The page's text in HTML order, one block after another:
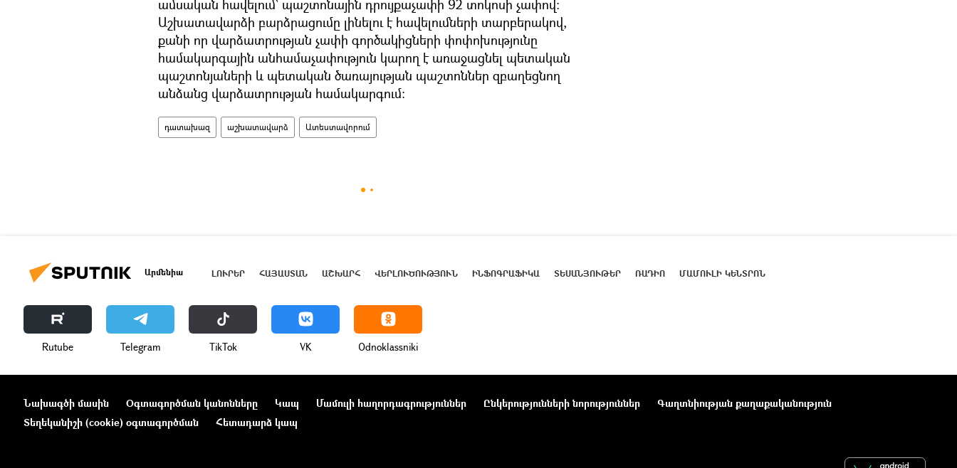
ամսական հավելում` պաշտոնային դրույքաչափի 92 տոկոսի չափով։
Աշխատավարձի բարձրացումը լինելու է հավելումների տարբերակով,
քանի որ վարձատրության չափի գործակիցների փոփոխությունը
համակարգային անհամաչափություն կարող է առաջացնել պետական
պաշտոնյաների և պետական ծառայության պաշտոններ զբաղեցնող
անձանց վարձատրության համակարգում։
դատախազ աշխատավարձ Ատեստավորում
Արմենիա ԼՈՒՐԵՐ ՀԱՅԱՍՏԱՆ ԱՇԽԱՐՀ ՎԵՐԼՈՒԾՈՒԹՅՈՒՆ ԻՆՖՈԳՐԱՖԻԿԱ ՏԵՍԱՆՅՈՒԹԵՐ ՌԱԴԻՈ ՄԱՄՈՒԼԻ ԿԵՆՏՐՈՆ
Rutube Telegram ТikТоk VK Odnoklassniki
Նախագծի մասին Օգտագործման կանոնները Կապ Մամուլի հաղորդագրություններ Ընկերությունների նորություններ
Գաղտնիության քաղաքականություն
Տեղեկանիշի (cookie) օգտագործման
Հետադարձ կապ